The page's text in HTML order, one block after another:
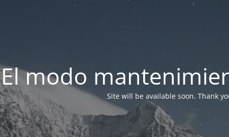
El modo
Site will be available soon. Thank